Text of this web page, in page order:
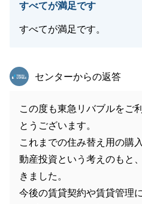
すべてが満足です
すべてが満足です。
東急リバブル
センターからの返答
この度も東急リバブルをご
とうございます。
これまでの住み替え用の購
動産投資という考えのもと
きました。
今後の賃貸契約や賃貸管理